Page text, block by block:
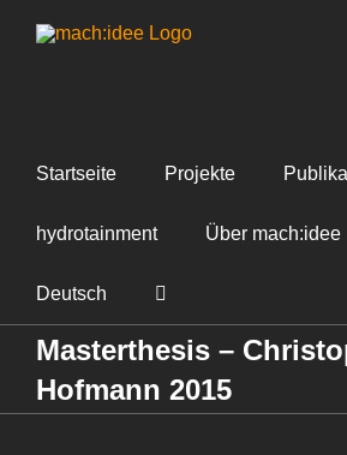
Inhalt
Startseite Projekte
hydrotainment Über mach:idee
Deutsch
Masterthesis –
Hofmann 2015